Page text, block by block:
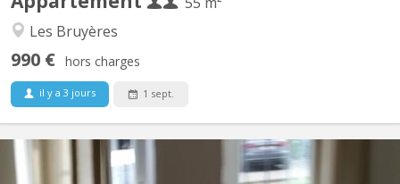
Les Bruyères
990 € hors charges
il y a 3 jours 1 sept.